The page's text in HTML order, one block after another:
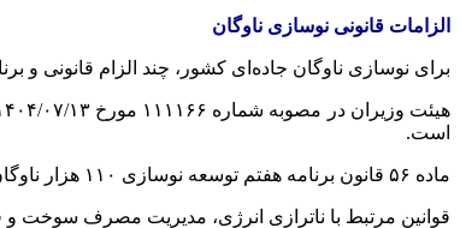
الزامات قانونی نوسازی ناوگان
برای نوسازی ناوگان جاده‌ای کشور، چند الزام قانونی و
هیئت وزیران در مصوبه شماره ۱۱۱۱۶۶ مورخ ۱۳/‏۰۷/‏۱۴۰۴‬ برنامه جامع تأمین و تخصیص حامل‌های انرژی شبکه
است.
ماده ۵۶ قانون برنامه هفتم توسعه نوسازی ۱۱۰ هزار ناوگان
قوانین مرتبط با ناترازی انرژی، مدیریت مصرف سوخت